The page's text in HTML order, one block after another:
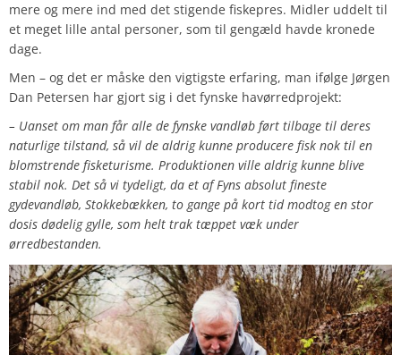
mere og mere ind med det stigende fiskepres. Midler uddelt til
et meget lille antal personer, som til gengæld havde kronede
dage.
Men – og det er måske den vigtigste erfaring, man ifølge Jørgen
Dan Petersen har gjort sig i det fynske havørredprojekt:
– Uanset om man får alle de fynske vandløb ført tilbage til deres
naturlige tilstand, så vil de aldrig kunne producere fisk nok til en
blomstrende fisketurisme. Produktionen ville aldrig kunne blive
stabil nok. Det så vi tydeligt, da et af Fyns absolut fineste
gydevandløb, Stokkebækken, to gange på kort tid modtog en stor
dosis dødelig gylle, som helt trak tæppet væk under
ørredbestanden.